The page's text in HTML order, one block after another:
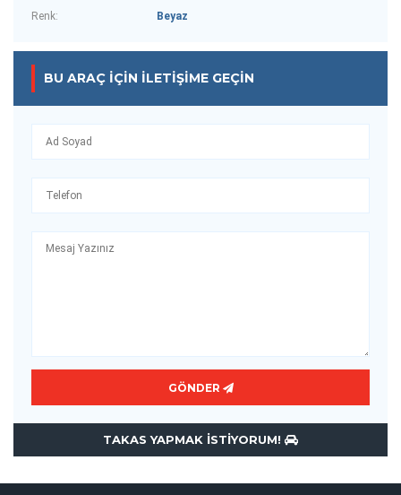
Renk: Beyaz
BU ARAÇ IÇIN İLETIŞIME GEÇIN
GÖNDER
TAKAS YAPMAK ISTIYORUM!